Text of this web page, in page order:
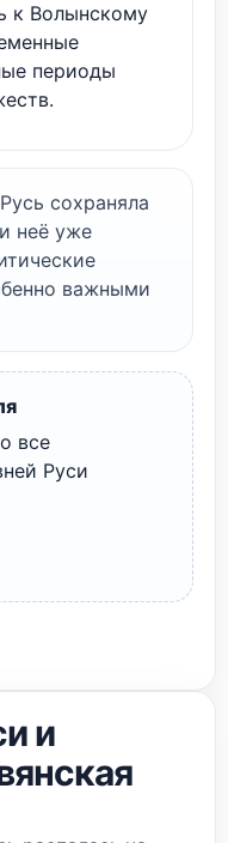
к Волынскому
периоды
сохраняла
неё уже
важными
все
Руси
и